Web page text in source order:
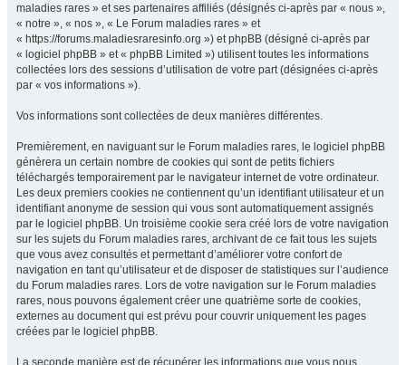
maladies rares » et ses partenaires affiliés (désignés ci-après par « nous »,
« notre », « nos », « Le Forum maladies rares » et
« https://forums.maladiesraresinfo.org ») et phpBB (désigné ci-après par
« logiciel phpBB » et « phpBB Limited ») utilisent toutes les informations
collectées lors des sessions d’utilisation de votre part (désignées ci-après
par « vos informations »).
Vos informations sont collectées de deux manières différentes.
Premièrement, en naviguant sur le Forum maladies rares, le logiciel phpBB
génèrera un certain nombre de cookies qui sont de petits fichiers
téléchargés temporairement par le navigateur internet de votre ordinateur.
Les deux premiers cookies ne contiennent qu’un identifiant utilisateur et un
identifiant anonyme de session qui vous sont automatiquement assignés
par le logiciel phpBB. Un troisième cookie sera créé lors de votre navigation
sur les sujets du Forum maladies rares, archivant de ce fait tous les sujets
que vous avez consultés et permettant d’améliorer votre confort de
navigation en tant qu’utilisateur et de disposer de statistiques sur l’audience
du Forum maladies rares. Lors de votre navigation sur le Forum maladies
rares, nous pouvons également créer une quatrième sorte de cookies,
externes au document qui est prévu pour couvrir uniquement les pages
créées par le logiciel phpBB.
La seconde manière est de récupérer les informations que vous nous